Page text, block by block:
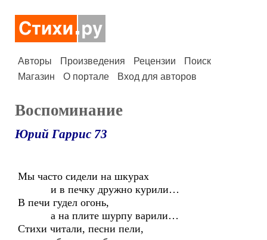
Авторы Произведения Рецензии
Поиск
Магазин
О портале Вход для авторов
Воспоминание
Юрий Гаррис 73
Мы часто сидели на шкурах
и в печку дружно курили…
В печи гудел огонь,
а на плите шурпу варили…
Стихи читали, песни пели,